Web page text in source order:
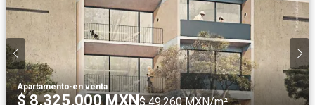
Apartamento·en venta
$ 8,325,000 MXN$ 49,260 MXN/m²